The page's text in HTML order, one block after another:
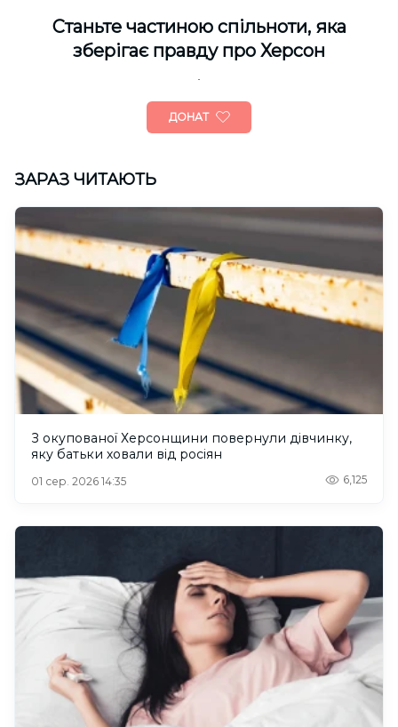
Cтаньте частиною спільноти, яка
зберігає правду про Херсон
ДОНАТ
ЗАРАЗ ЧИТАЮТЬ
З окупованої Херсонщини повернули дівчинку,
яку батьки ховали від росіян
01 сер. 2026 14:35 6,125